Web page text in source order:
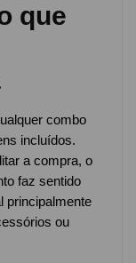
que
combo
incluídos.
a compra, o
faz sentido
principalmente
ou